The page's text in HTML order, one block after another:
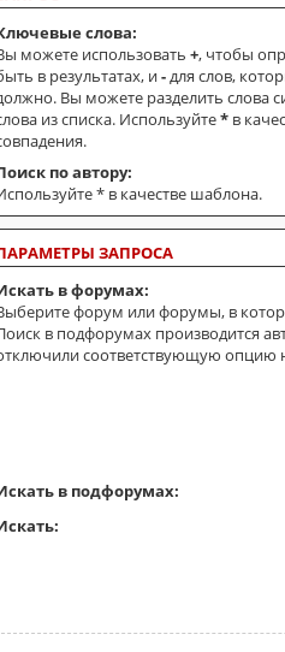
слова:
можете использовать +, чтобы
в результатах, и- для слов,
Вы можете разделить слова
из списка. Используйте* в
по автору:
* в качестве шаблона.
ЗАПРОСА
в форумах:
форум или форумы, в
в подфорумах производится
соответствующую опцию
в подфорумах: